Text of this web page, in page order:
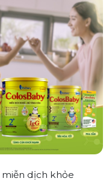
dịch khỏe